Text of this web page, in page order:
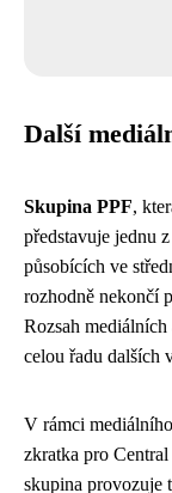
Další
Skupina PPF,
představuje jednu
působících ve
rozhodně nekončí
Rozsah
celou řadu dalších
V rámci
zkratka pro
skupina provozuje